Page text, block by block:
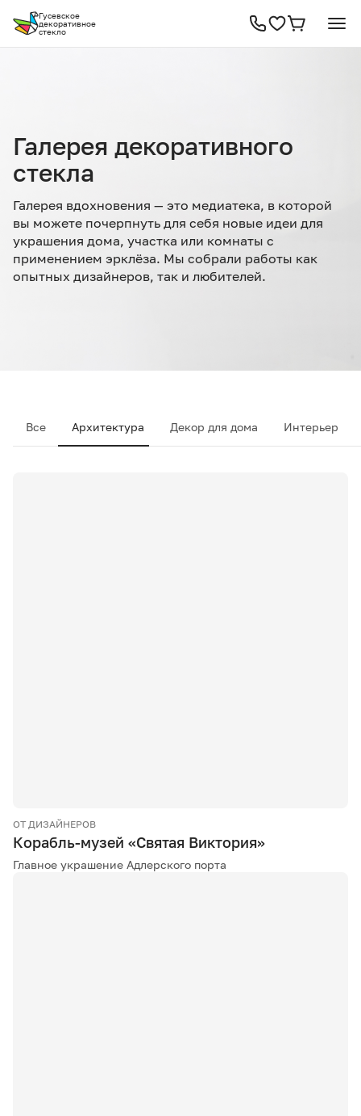
Гусевское
декоративное
стекло
Галерея декоративного
стекла
Галерея вдохновения — это медиатека, в которой
вы можете почерпнуть для себя новые идеи для
украшения дома, участка или комнаты с
применением эрклёза. Мы собрали работы как
опытных дизайнеров, так и любителей.
Все Архитектура Декор для дома Интерьер
ОТ ДИЗАЙНЕРОВ
Корабль-музей «Святая Виктория»
Главное украшение Адлерского порта